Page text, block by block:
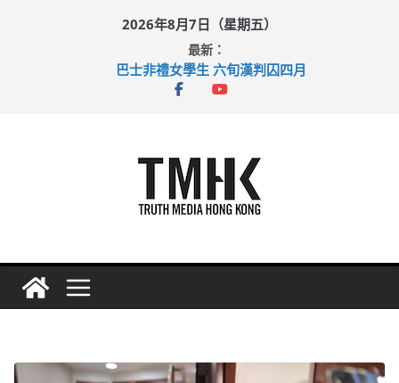
2026年8月7日（星期五）
最新：
巴士非禮女學生 六旬漢判囚四月
涉造假公屋富戶申報表 倉管員准保釋候訊